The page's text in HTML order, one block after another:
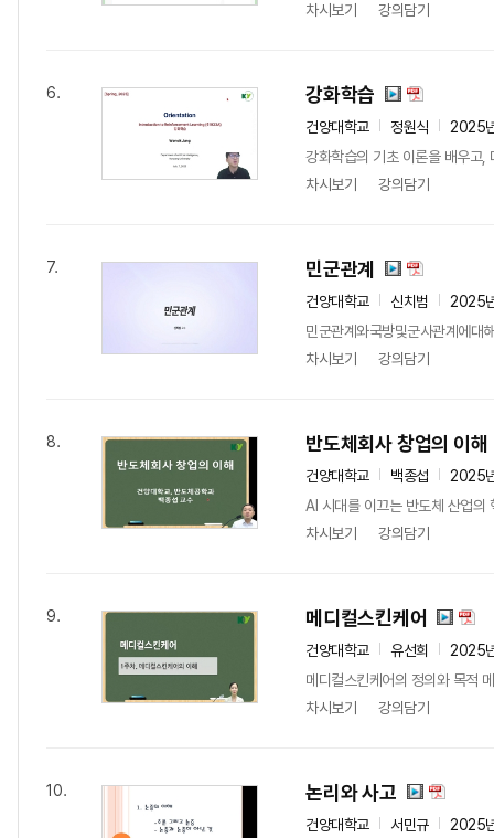
차시보기
강의담기
6. 강화학습
건양대학교 정원식
2025
강화학습의 기초 이론을 배우고,
차시보기
강의담기
7. 민군관계
건양대학교 신치범
2025
민군관계와국방및군사관계에대
차시보기
강의담기
8. 반도체회사 창업의 이해
건양대학교 백종섭
2025
AI 시대를 이끄는 반도체 산업의
차시보기
강의담기
9. 메디컬스킨케어
건양대학교 유선희
2025
메디컬스킨케어의 정의와 목적
차시보기
강의담기
10. 논리와 사고
건양대학교 서민규
2025